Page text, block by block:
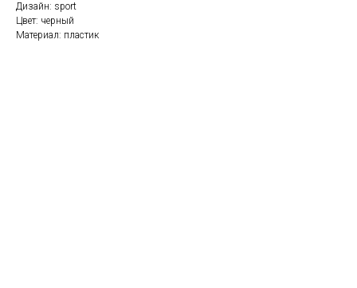
Дизайн: sport
Цвет: черный
Материал: пластик